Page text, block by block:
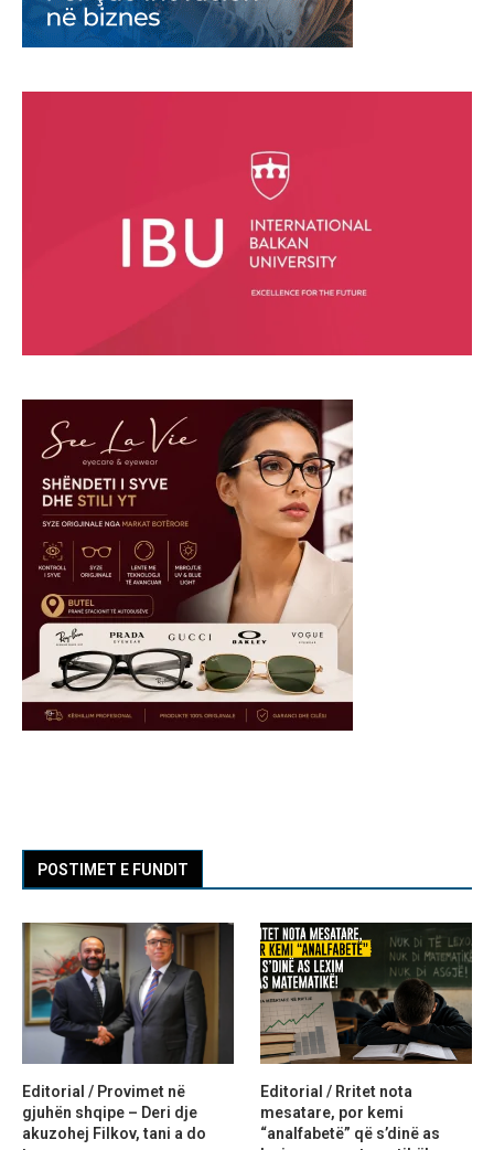
POSTIMET E FUNDIT
Editorial / Provimet në
gjuhën shqipe – Deri dje
akuzohej Filkov, tani a do
Editorial / Rritet nota
mesatare, por kemi
“analfabetë” që s’dinë as